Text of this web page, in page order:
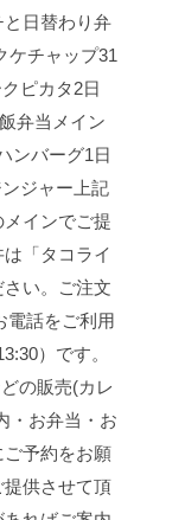
日替わり弁
ケチャップ31
ピカタ2日
弁当メイン
ンバーグ1日
ジャー 上記
インでご提
「タコライ
い。
ご注文
電話をご利用
）です。
の販売(カレ
・お弁当・お
予約をお願
提供させて頂